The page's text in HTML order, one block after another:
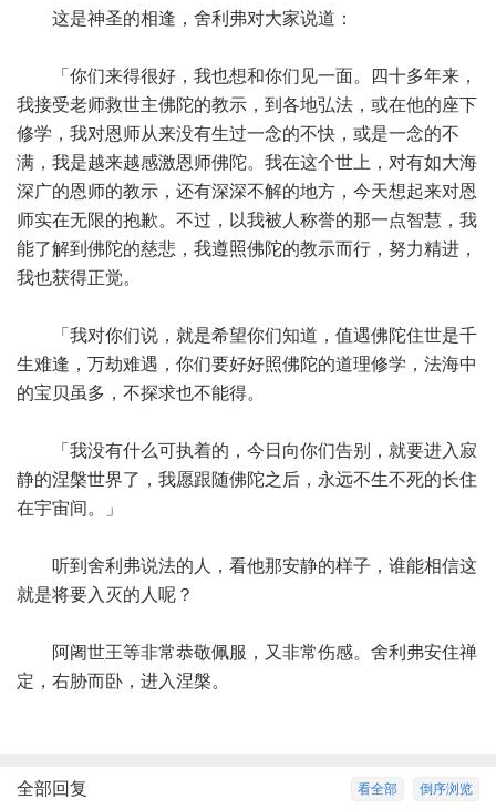
这是神圣的相逢，舍利弗对大家说道：
「你们来得很好，我也想和你们见一面。四十多年来，
我接受老师救世主佛陀的教示，到各地弘法，或在他的座下
修学，我对恩师从来没有生过一念的不快，或是一念的不
满，我是越来越感激恩师佛陀。我在这个世上，对有如大海
深广的恩师的教示，还有深深不解的地方，今天想起来对恩
师实在无限的抱歉。不过，以我被人称誉的那一点智慧，我
能了解到佛陀的慈悲，我遵照佛陀的教示而行，努力精进，
我也获得正觉。
「我对你们说，就是希望你们知道，值遇佛陀住世是千
生难逢，万劫难遇，你们要好好照佛陀的道理修学，法海中
的宝贝虽多，不探求也不能得。
「我没有什么可执着的，今日向你们告别，就要进入寂
静的涅槃世界了，我愿跟随佛陀之后，永远不生不死的长住
在宇宙间。」
听到舍利弗说法的人，看他那安静的样子，谁能相信这
就是将要入灭的人呢？
阿阇世王等非常恭敬佩服，又非常伤感。舍利弗安住禅
定，右胁而卧，进入涅槃。
倒序浏览
看全部
全部回复